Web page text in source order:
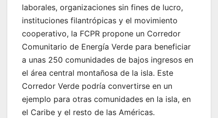
laborales, organizaciones sin fines de lucro,
instituciones filantrópicas y el movimiento
cooperativo, la FCPR propone un Corredor
Comunitario de Energía Verde para beneficiar
a unas 250 comunidades de bajos ingresos en
el área central montañosa de la isla. Este
Corredor Verde podría convertirse en un
ejemplo para otras comunidades en la isla, en
el Caribe y el resto de las Américas.